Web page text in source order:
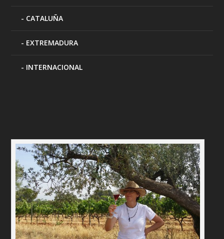
CATALUÑA
EXTREMADURA
INTERNACIONAL